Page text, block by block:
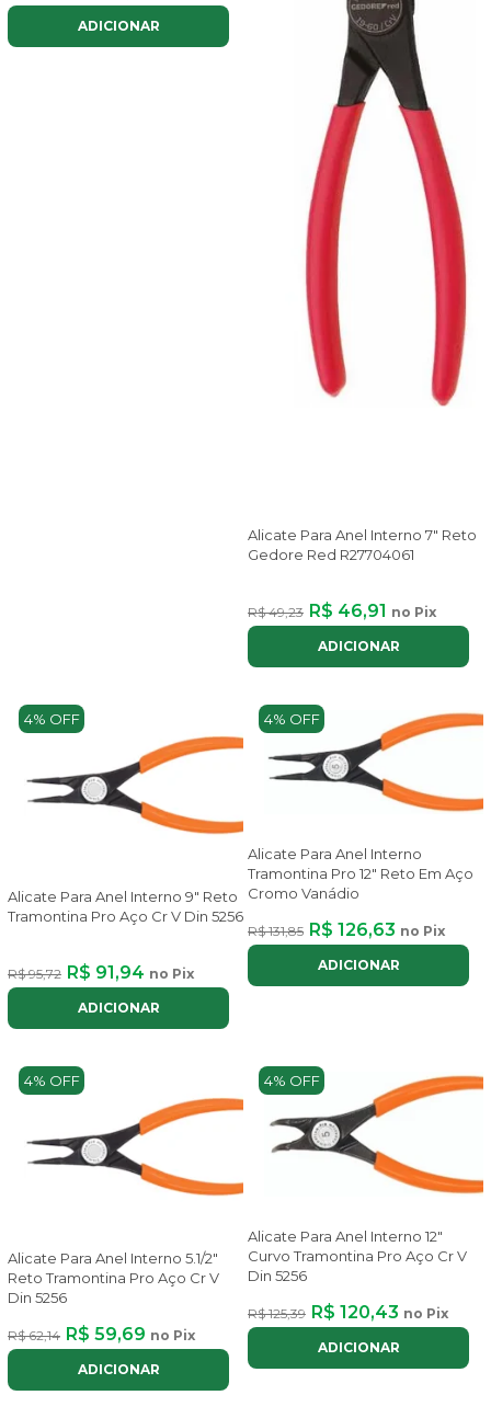
ADICIONAR
Alicate Para Anel Interno 7" Reto
Gedore Red R27704061
R$ 49,23 R$ 46,91 no Pix
ADICIONAR
4% OFF
Alicate Para Anel Interno 9" Reto
Tramontina Pro Aço Cr V Din 5256
R$ 95,72 R$ 91,94 no Pix
ADICIONAR
4% OFF
Alicate Para Anel Interno
Tramontina Pro 12" Reto Em Aço
Cromo Vanádio
R$ 131,85 R$ 126,63 no Pix
ADICIONAR
4% OFF
Alicate Para Anel Interno 5.1/2"
Reto Tramontina Pro Aço Cr V
Din 5256
R$ 62,14 R$ 59,69 no Pix
ADICIONAR
4% OFF
Alicate Para Anel Interno 12"
Curvo Tramontina Pro Aço Cr V
Din 5256
R$ 125,39 R$ 120,43 no Pix
ADICIONAR